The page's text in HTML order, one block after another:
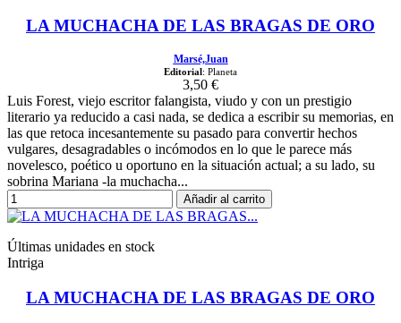
LA MUCHACHA DE LAS BRAGAS DE ORO
Marsé,Juan
Editorial: Planeta
3,50 €
Luis Forest, viejo escritor falangista, viudo y con un prestigio
literario ya reducido a casi nada, se dedica a escribir su memorias, en
las que retoca incesantemente su pasado para convertir hechos
vulgares, desagradables o incómodos en lo que le parece más
novelesco, poético u oportuno en la situación actual; a su lado, su
sobrina Mariana -la muchacha...
Añadir al carrito
Últimas unidades en stock
Intriga
LA MUCHACHA DE LAS BRAGAS DE ORO